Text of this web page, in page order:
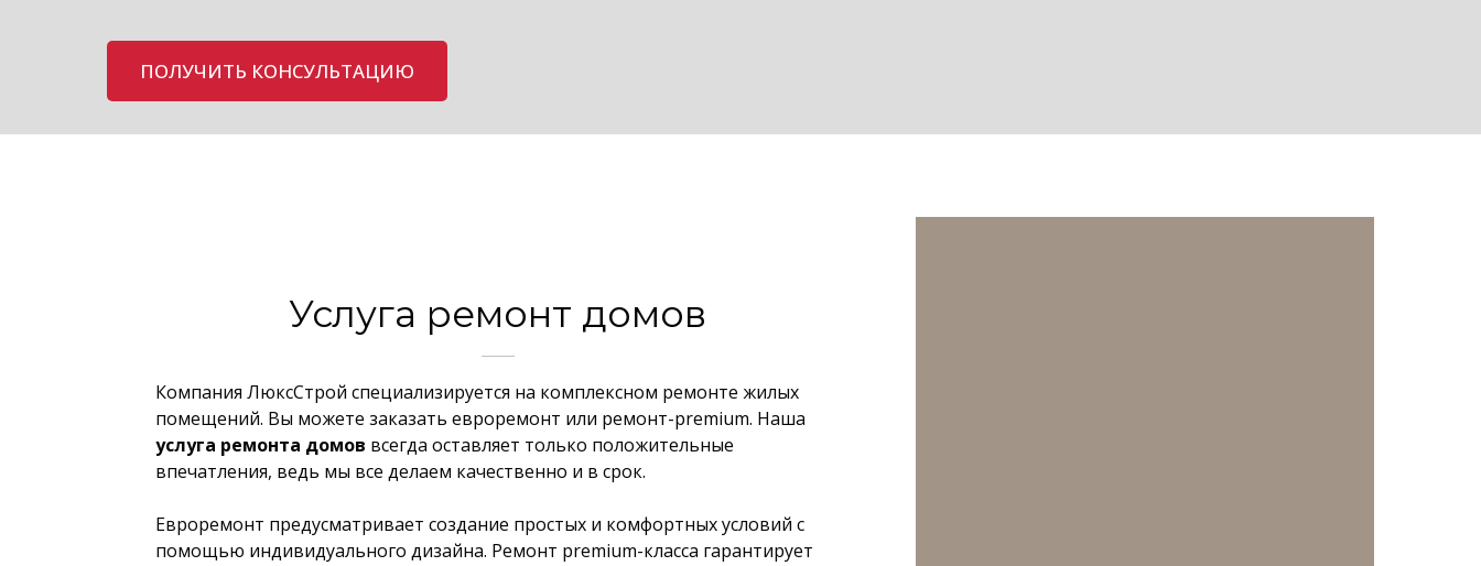
ПОЛУЧИТЬ КОНСУЛЬТАЦИЮ
Услуга ремонт домов
Компания ЛюксСтрой специализируется на комплексном ремонте жилых
помещений. Вы можете заказать евроремонт или ремонт-premium. Наша
услуга ремонта домов всегда оставляет только положительные
впечатления, ведь мы все делаем качественно и в срок.
Евроремонт предусматривает создание простых и комфортных условий с
помощью индивидуального дизайна. Ремонт premium-класса гарантирует